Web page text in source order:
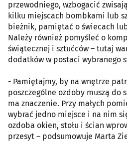
przewodniego, wzbogacić
kilku miejscach bombkami lub
bieżnik, pamiętać o świecach
Należy również pomyśleć o
świątecznej i sztućców – tutaj
dodatków w postaci wybranego
- Pamiętajmy, by na wnętrze
poszczególne ozdoby muszą do
ma znaczenie. Przy małych
wybrać jedno miejsce i na nim
ozdoba okien, stołu i ścian
przesyt – podsumowuje Marta